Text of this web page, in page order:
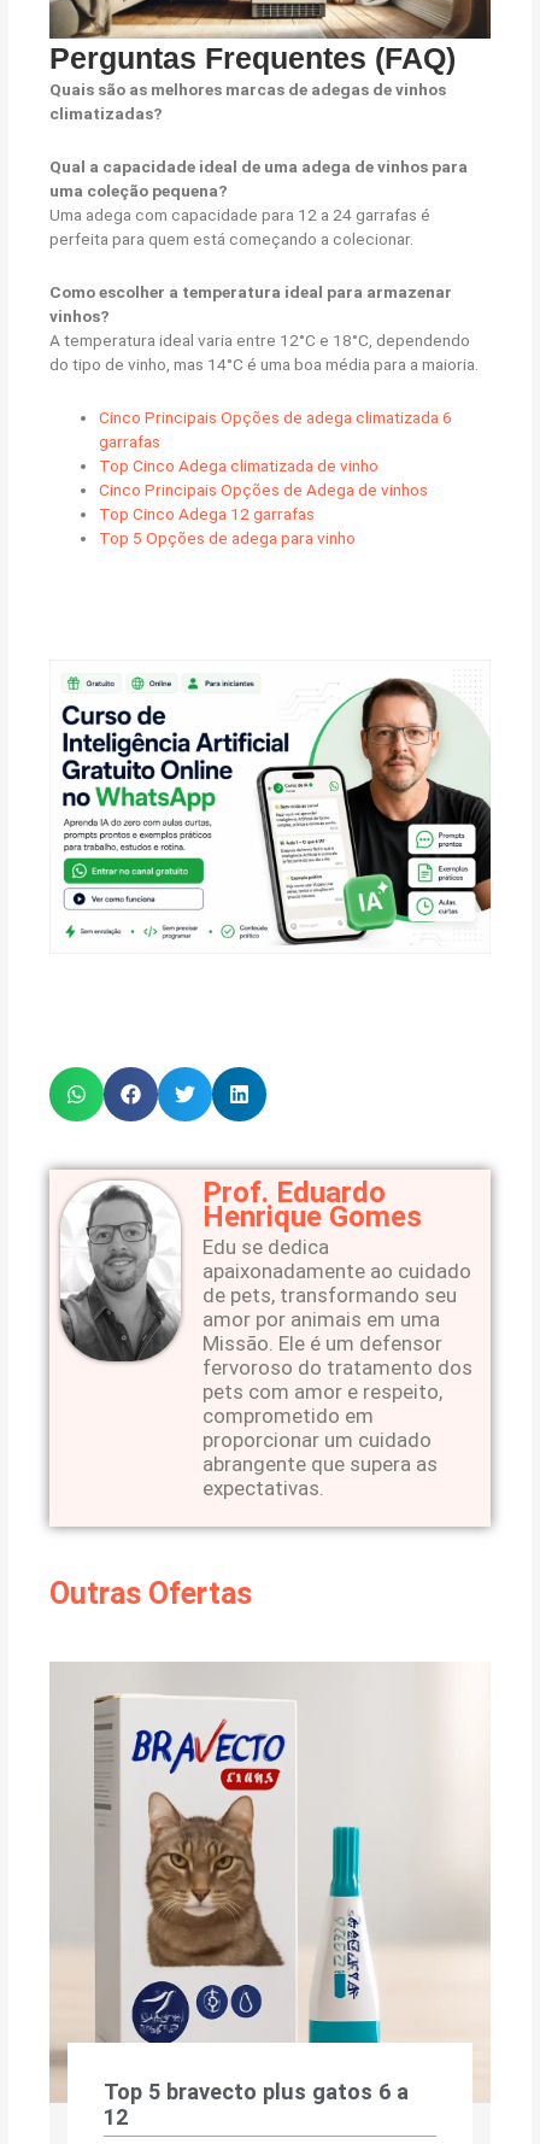
Perguntas Frequentes (FAQ)
Quais são as melhores marcas de adegas de vinhos
climatizadas?
Qual a capacidade ideal de uma adega de vinhos para
uma coleção pequena?
Uma adega com capacidade para 12 a 24 garrafas é
perfeita para quem está começando a colecionar.
Como escolher a temperatura ideal para armazenar
vinhos?
A temperatura ideal varia entre 12°C e 18°C, dependendo
do tipo de vinho, mas 14°C é uma boa média para a maioria.
Cinco Principais Opções de adega climatizada 6
garrafas
Top Cinco Adega climatizada de vinho
Cinco Principais Opções de Adega de vinhos
Top Cinco Adega 12 garrafas
Top 5 Opções de adega para vinho
Prof. Eduardo
Henrique Gomes
Edu se dedica
apaixonadamente ao cuidado
de pets, transformando seu
amor por animais em uma
Missão. Ele é um defensor
fervoroso do tratamento dos
pets com amor e respeito,
comprometido em
proporcionar um cuidado
abrangente que supera as
expectativas.
Outras Ofertas
Top 5 bravecto plus gatos 6 a
12